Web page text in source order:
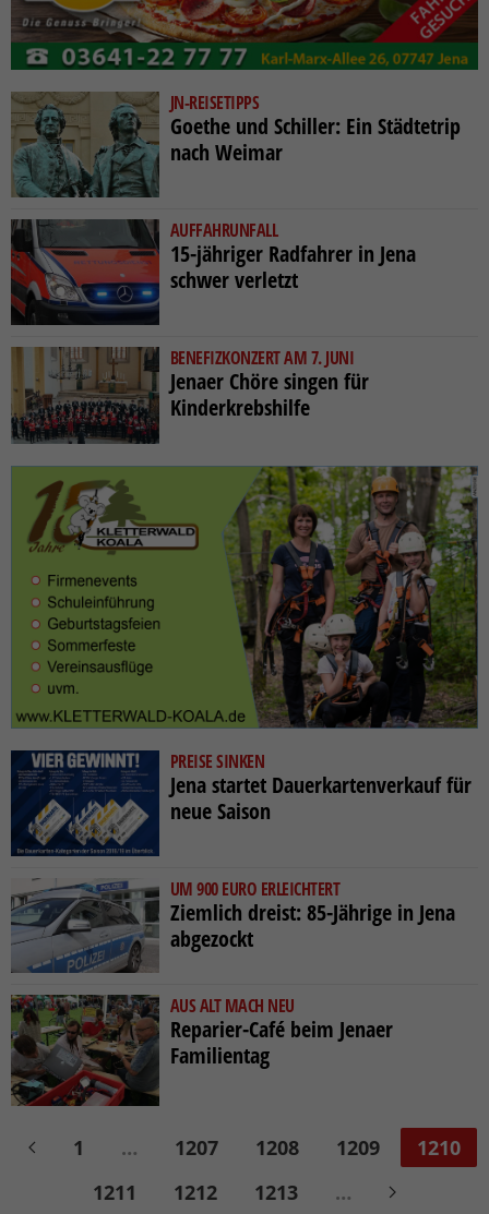
JN-REISETIPPS
Goethe und Schiller: Ein Städtetrip
nach Weimar
AUFFAHRUNFALL
15-jähriger Radfahrer in Jena
schwer verletzt
BENEFIZKONZERT AM 7. JUNI
Jenaer Chöre singen für
Kinderkrebshilfe
PREISE SINKEN
Jena startet Dauerkartenverkauf für
neue Saison
UM 900 EURO ERLEICHTERT
Ziemlich dreist: 85-Jährige in Jena
abgezockt
AUS ALT MACH NEU
Reparier-Café beim Jenaer
Familientag
1 … 1207 1208 1209
1210
1211
1212 1213 …